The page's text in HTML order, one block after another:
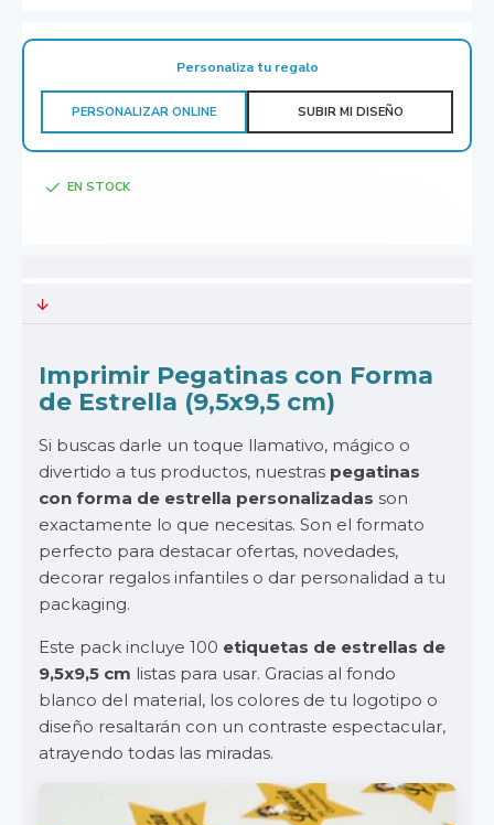
EN STOCK
Personaliza tu regalo
PERSONALIZAR ONLINE SUBIR MI DISEÑO
Imprimir Pegatinas con Forma
de Estrella (9,5x9,5 cm)
Si buscas darle un toque llamativo, mágico o
divertido a tus productos, nuestras pegatinas
con forma de estrella personalizadas son
exactamente lo que necesitas. Son el formato
perfecto para destacar ofertas, novedades,
decorar regalos infantiles o dar personalidad a tu
packaging.
Este pack incluye 100 etiquetas de estrellas de
9,5x9,5 cm listas para usar. Gracias al fondo
blanco del material, los colores de tu logotipo o
diseño resaltarán con un contraste espectacular,
atrayendo todas las miradas.